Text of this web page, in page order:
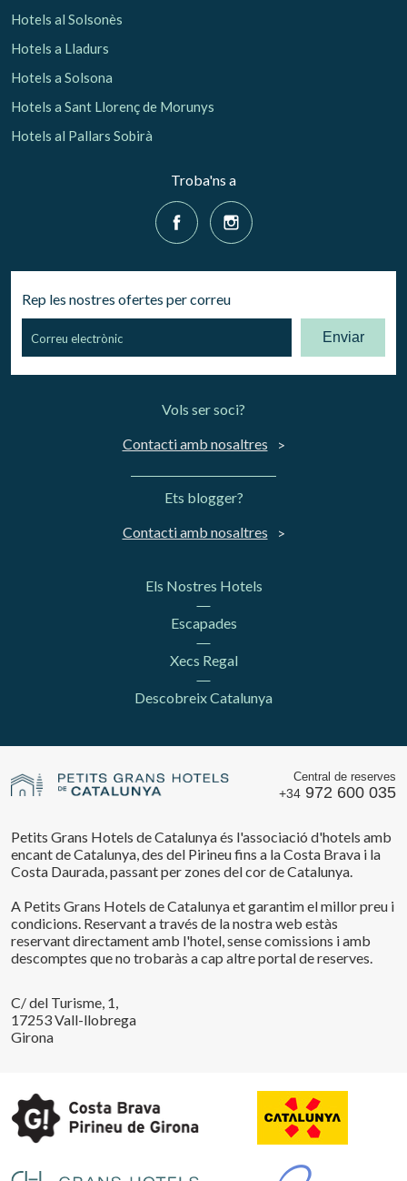
Hotels al Solsonès
Hotels a Lladurs
Hotels a Solsona
Hotels a Sant Llorenç de Morunys
Hotels al Pallars Sobirà
Troba'ns a
Rep les nostres ofertes per correu
Enviar
Vols ser soci?
Contacti amb nosaltres
Ets blogger?
Contacti amb nosaltres
Els Nostres Hotels
Escapades
Xecs Regal
Descobreix Catalunya
Central de reserves
+34 972 600 035
Petits Grans Hotels de Catalunya és l'associació d'hotels amb
encant de Catalunya, des del Pirineu fins a la Costa Brava i la
Costa Daurada, passant per zones del cor de Catalunya.
A Petits Grans Hotels de Catalunya et garantim el millor preu i
condicions. Reservant a través de la nostra web estàs
reservant directament amb l'hotel, sense comissions i amb
descomptes que no trobaràs a cap altre portal de reserves.
C/ del Turisme, 1,
17253 Vall-llobrega
Girona